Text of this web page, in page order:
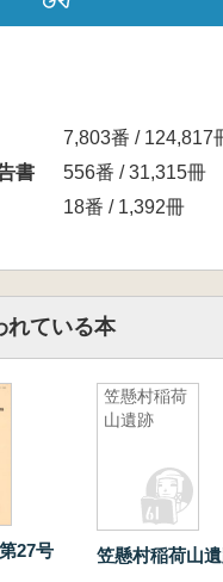
7,803番 / 124,817
書
556番 / 31,315冊
18番 / 1,392冊
れている本
27号
笠懸村稲荷
山遺跡
笠懸村稲荷山